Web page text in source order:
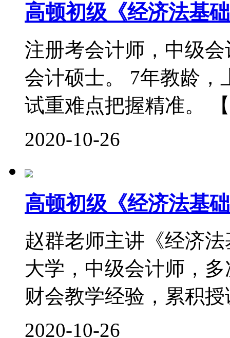
高顿初级《经济法基
注册考会计师，中级
会计硕士。 7年教龄
试重难点把握精准。
2020-10-26
高顿初级《经济法基
赵群老师主讲《经济
大学，中级会计师，
财会教学经验，累积
2020-10-26